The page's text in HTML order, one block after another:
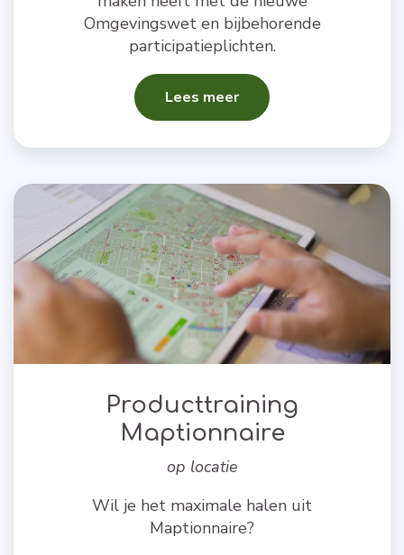
Omgevingswet en bijbehorende
participatieplichten.
Lees meer
Producttraining
Maptionnaire
op locatie
Wil je het maximale halen uit
Maptionnaire?